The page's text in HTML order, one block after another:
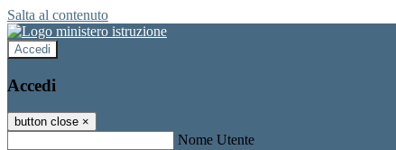
Salta al contenuto
Accedi
Accedi
button close ×
Nome Utente